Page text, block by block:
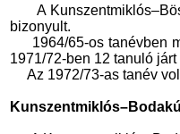
A
bizonyult.
1964/65-os tanévben
1971/72-ben 12 tanuló
Az 1972/73-as tanév